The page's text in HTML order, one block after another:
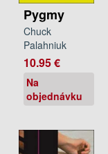
Pygmy
Chuck
Palahniuk
10.95 €
Na
objednávku